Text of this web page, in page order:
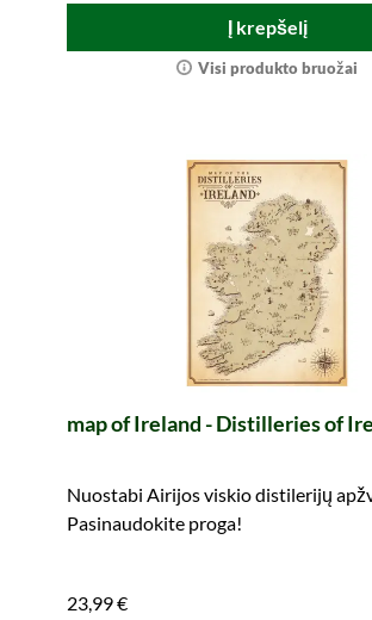
Į krepšelį
Visi produkto bruožai
map of Ireland - Distilleries of
Nuostabi Airijos viskio distilerijų
Pasinaudokite proga!
23,99 €